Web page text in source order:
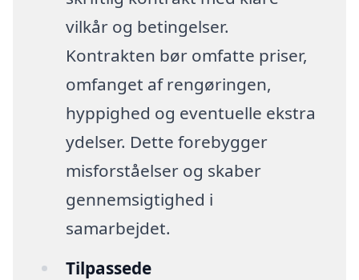
vilkår og betingelser.
Kontrakten bør omfatte priser,
omfanget af rengøringen,
hyppighed og eventuelle ekstra
ydelser. Dette forebygger
misforståelser og skaber
gennemsigtighed i
samarbejdet.
Tilpassede